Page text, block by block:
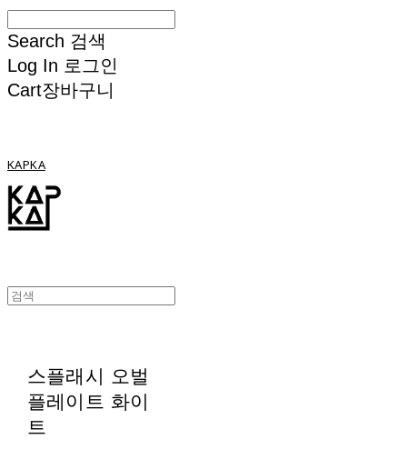
Search 검색
Log In 로그인
Cart장바구니
KAPKA
스플래시 오벌
플레이트 화이
트